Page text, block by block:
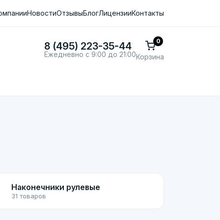
НовостиОтзывыБлогЛицензииКонтакты
8 (495) 223-35-44
Ежедневно с 9:00 до 21:00Корзина
0
Наконечники рулевые
31 товаров